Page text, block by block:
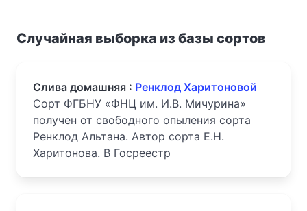
Случайная выборка из базы сортов
Слива домашняя : Ренклод Харитоновой
Сорт ФГБНУ «ФНЦ им. И.В. Мичурина»
получен от свободного опыления сорта
Ренклод Альтана. Автор сорта Е.Н.
Харитонова. В Госреестр